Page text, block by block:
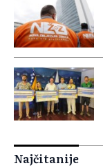
Najčitanije